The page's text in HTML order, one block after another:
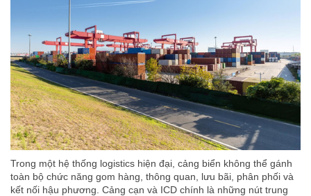
Trong một hệ thống logistics hiện đại, cảng biển không thể gánh
toàn bộ chức năng gom hàng, thông quan, lưu bãi, phân phối và
kết nối hậu phương. Cảng cạn và ICD chính là những nút trung